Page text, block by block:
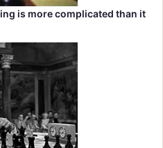
is more complicated than it